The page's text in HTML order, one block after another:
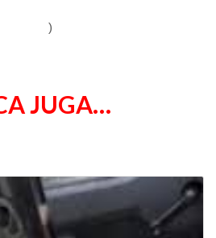
: ( )
JUGA…